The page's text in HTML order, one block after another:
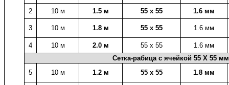
2
10 м 1.5 м 55 х 55 1.6 мм
3 10 м 1.8 м 55 х 55 1.6 мм
4 10 м 2.0 м 55 х 55
1.6 мм
Сетка-рабица с ячейкой 55 X 55
5
10 м 1.2 м 55 х 55 1.8 мм